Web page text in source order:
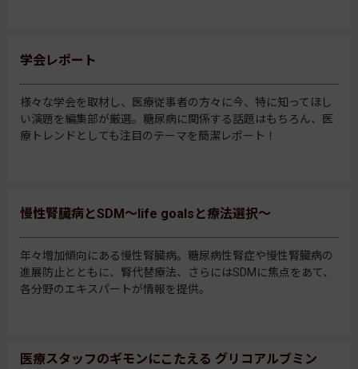
学会レポート
様々な学会を取材し、医療従事者の方々に今、特に知ってほし
い演題を編集部が厳選。糖尿病に関係する話題はもちろん、医
療トレンドとしても注目のテーマを簡潔レポート！
慢性腎臓病とSDM～life goalsと療法選択～
年々増加傾向にある慢性腎臓病。糖尿病性腎症や慢性腎臓病の
進展防止とともに、腎代替療法、さらにはSDMに焦点をあて、
各分野のエキスパートが情報を提供。
医療スタッフのギモンにこたえる グリコアルブミン